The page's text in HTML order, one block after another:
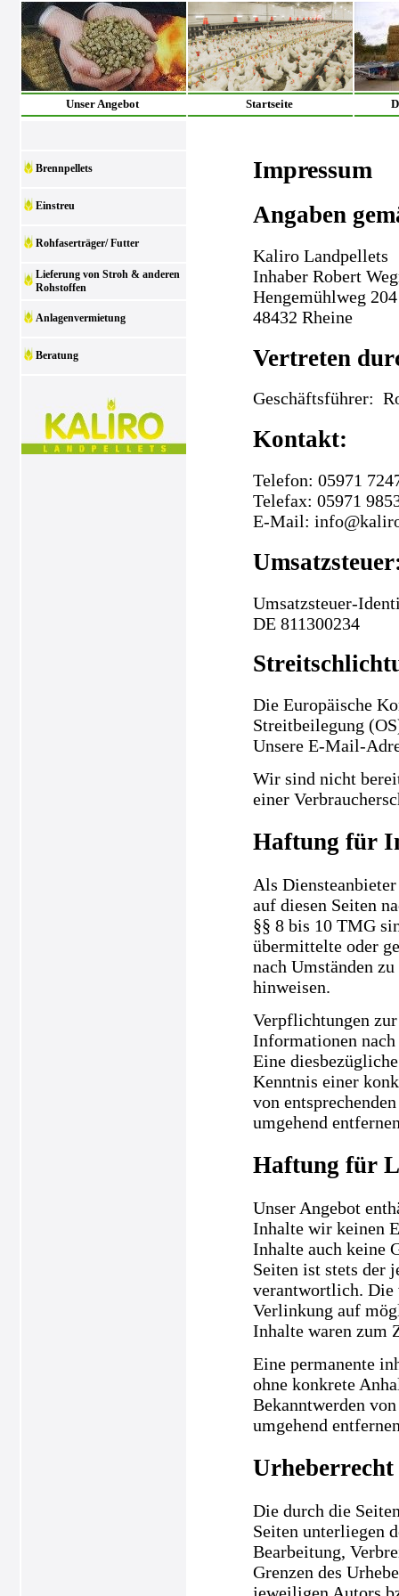
Unser Angebot Startseite
Brennpellets
Einstreu
Rohfaserträger/ Futter
Lieferung von Stroh & anderen
Rohstoffen
Anlagenvermietung
Beratung
Impressum
Angaben
Kaliro Landpellets
Inhaber Robert
Hengemühlweg 204
48432 Rheine
Vertreten
Geschäftsführer:
Kontakt:
Telefon: 05971
Telefax: 05971
E-Mail:
Umsatzsteuer-
DE 811300234
Die Europäische
Streitbeilegung
Unsere E-Mail-
Wir sind nicht
einer
Haftung für
Als
auf diesen Seiten
§§ 8 bis 10 TMG
übermittelte oder
nach Umständen
hinweisen.
Verpflichtungen
Informationen
Eine
Kenntnis einer
von
umgehend
Haftung für
Unser Angebot
Inhalte wir keinen
Inhalte auch keine
Seiten ist stets der
verantwortlich. Die
Verlinkung auf
Inhalte waren zum
Eine permanente
ohne konkrete
Bekanntwerden
umgehend
Urheberrecht
Die durch die
Seiten unterliegen
Bearbeitung,
Grenzen des